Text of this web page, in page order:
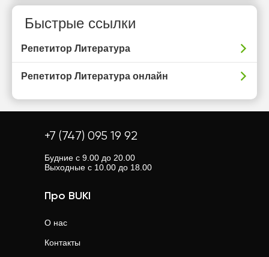
Быстрые ссылки
Репетитор Литература
Репетитор Литература онлайн
+7 (747) 095 19 92
Будние с 9.00 до 20.00
Выходные с 10.00 до 18.00
Про BUKI
О нас
Контакты